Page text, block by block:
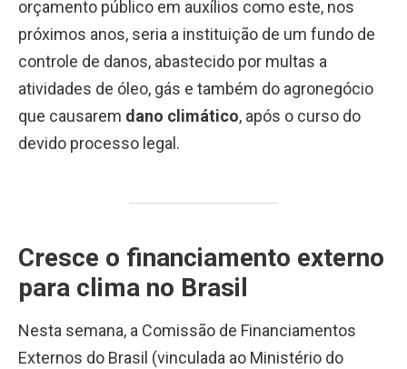
orçamento público em auxílios como este, nos
próximos anos, seria a instituição de um fundo de
controle de danos, abastecido por multas a
atividades de óleo, gás e também do agronegócio
que causarem dano climático, após o curso do
devido processo legal.
Cresce o financiamento externo
para clima no Brasil
Nesta semana, a Comissão de Financiamentos
Externos do Brasil (vinculada ao Ministério do